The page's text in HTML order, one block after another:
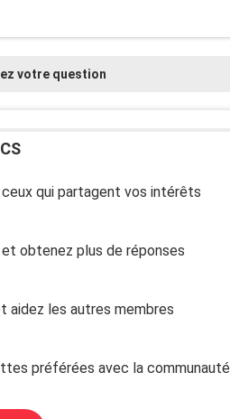
votre question
qui partagent vos intérêts
obtenez plus de réponses
les autres membres
préférées avec la communauté